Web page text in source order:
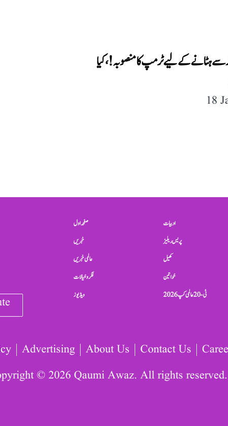
سے ہٹانے کے لیے ٹرمپ کا منصوبہ!، کیا
18
صفحہ اول
خبریں
عالمی خبریں
فکر و خیالات
ویڈیوز
ادبیات
پریس ریلیز
کھیل
خواتین
ٹی-20 عالمی کپ 2026
Advertising About Us Contact Us
© 2026 Qaumi Awaz. All rights reserved.